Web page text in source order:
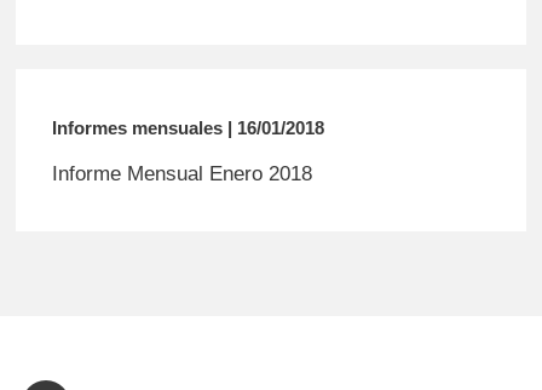
Informes mensuales | 16/01/2018
Informe Mensual Enero 2018